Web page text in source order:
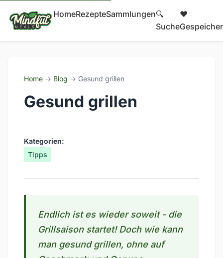
HomeRezepteSammlungen🔍
Suche
❤️
Home → Blog → Gesund grillen
Gesund grillen
Kategorien:
Tipps
Endlich ist es wieder soweit - die
Grillsaison startet! Doch wie kann
man gesund grillen, ohne auf